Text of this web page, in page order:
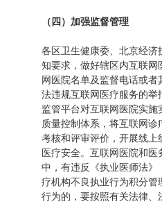
（四）加强监督管理
各区卫生健康委、北京经
知要求，做好辖区内互联
网医院名单及监督电话或
法违规互联网医疗服务的
监管平台对互联网医院实
质量控制体系，将互联网
考核和评审评价，开展线
医疗安全。互联网医院和
中，有违反《执业医师法
疗机构不良执业行为积分
行为的，要按照有关法律、